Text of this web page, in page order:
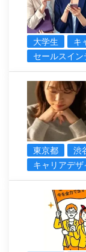
大学生
キ
セールスイン
東京都 渋
キャリアデザ